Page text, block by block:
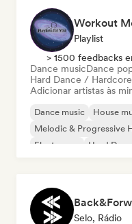
Workout
Playlist
> 1500 feedbacks
Dance musicDance
Hard Dance /
Adicionar artistas às
Dance music House
Melodic & Progressive
Electropop
Hard
Selo, Rádio